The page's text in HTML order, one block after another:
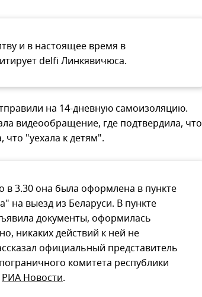
и в настоящее время в
delfi Линкявичюса.
на 14-дневную самоизоляцию.
видеообращение, где подтвердила, что
что "уехала к детям".
в 3.30 она была оформлена в пункте
на выезд из Беларуси. В пункте
документы, оформилась
никаких действий к ней не
официальный представитель
комитета республики
РИА Новости.